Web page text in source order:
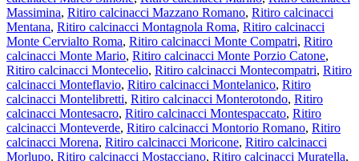
Massimina, Ritiro calcinacci Mazzano Romano, Ritiro calcinacci
Mentana, Ritiro calcinacci Montagnola Roma, Ritiro calcinacci
Monte Cervialto Roma, Ritiro calcinacci Monte Compatri, Ritiro
calcinacci Monte Mario, Ritiro calcinacci Monte Porzio Catone,
Ritiro calcinacci Montecelio, Ritiro calcinacci Montecompatri, Ritiro
calcinacci Monteflavio, Ritiro calcinacci Montelanico, Ritiro
calcinacci Montelibretti, Ritiro calcinacci Monterotondo, Ritiro
calcinacci Montesacro, Ritiro calcinacci Montespaccato, Ritiro
calcinacci Monteverde, Ritiro calcinacci Montorio Romano, Ritiro
calcinacci Morena, Ritiro calcinacci Moricone, Ritiro calcinacci
Morlupo, Ritiro calcinacci Mostacciano, Ritiro calcinacci Muratella,